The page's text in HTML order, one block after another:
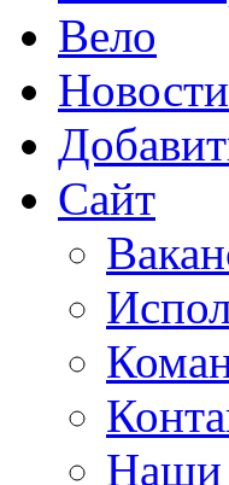
Вело
Новости
Сайт
Наши